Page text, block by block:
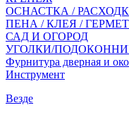
ОСНАСТКА /
ПЕНА / КЛЕЯ /
САД И ОГОРОД
УГОЛКИ/
Фурнитура дверная и
Инструмент
Везде